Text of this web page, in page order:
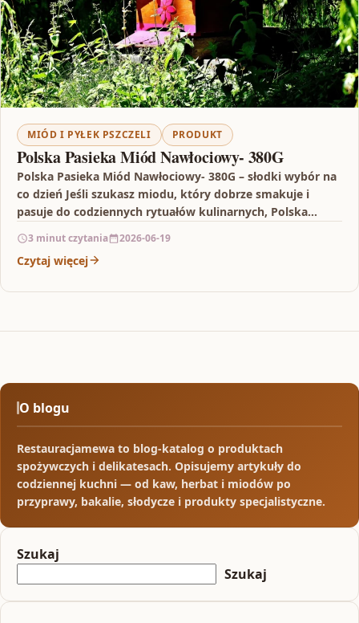
MIÓD I PYŁEK PSZCZELI PRODUKT
Polska Pasieka Miód Nawłociowy- 380G
Polska Pasieka Miód Nawłociowy- 380G – słodki wybór na
co dzień Jeśli szukasz miodu, który dobrze smakuje i
pasuje do codziennych rytuałów kulinarnych, Polska…
3 minut czytania 2026-06-19
Czytaj więcej
O blogu
Restauracjamewa to blog-katalog o produktach
spożywczych i delikatesach. Opisujemy artykuły do
codziennej kuchni — od kaw, herbat i miodów po
przyprawy, bakalie, słodycze i produkty specjalistyczne.
Szukaj
Szukaj